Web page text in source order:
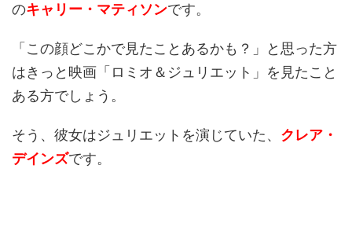
のキャリー・マティソンです。
「この顔どこかで見たことあるかも？」と思った方
はきっと映画「ロミオ＆ジュリエット」を見たこと
ある方でしょう。
そう、彼女はジュリエットを演じていた、 クレア・
デインズです。